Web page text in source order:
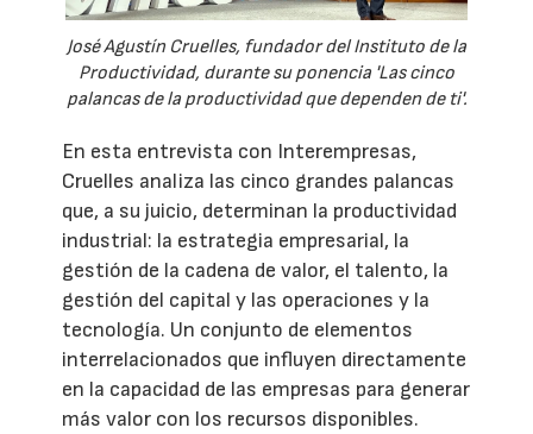
José Agustín Cruelles, fundador del Instituto de la
Productividad, durante su ponencia 'Las cinco
palancas de la productividad que dependen de ti'.
En esta entrevista con Interempresas,
Cruelles analiza las cinco grandes palancas
que, a su juicio, determinan la productividad
industrial: la estrategia empresarial, la
gestión de la cadena de valor, el talento, la
gestión del capital y las operaciones y la
tecnología. Un conjunto de elementos
interrelacionados que influyen directamente
en la capacidad de las empresas para generar
más valor con los recursos disponibles.